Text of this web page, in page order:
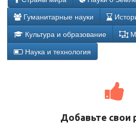
Гуманитарные науки
Культура и образование
Наука и технология
Добавьте свои